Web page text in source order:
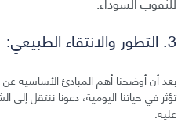
3. التطور والانتقاء الطبيعي:
بعد أن أوضحنا أهم المبادئ الأساسية
تؤثر في حياتنا اليومية، دعونا ننتقل
عليه.